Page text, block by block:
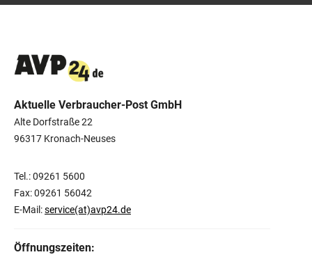
Aktuelle Verbraucher-Post GmbH
Alte Dorfstraße 22
96317 Kronach-Neuses
Tel.: 09261 5600
Fax: 09261 56042
E-Mail:service(at)avp24.de
Öffnungszeiten: